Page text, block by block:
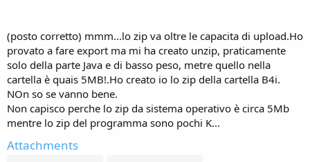
(posto corretto) mmm...lo zip va oltre le capacita di upload.Ho
provato a fare export ma mi ha creato unzip, praticamente
solo della parte Java e di basso peso, metre quello nella
cartella è quais 5MB!.Ho creato io lo zip della cartella B4i.
NOn so se vanno bene.
Non capisco perche lo zip da sistema operativo è circa 5Mb
mentre lo zip del programma sono pochi K...
Attachments